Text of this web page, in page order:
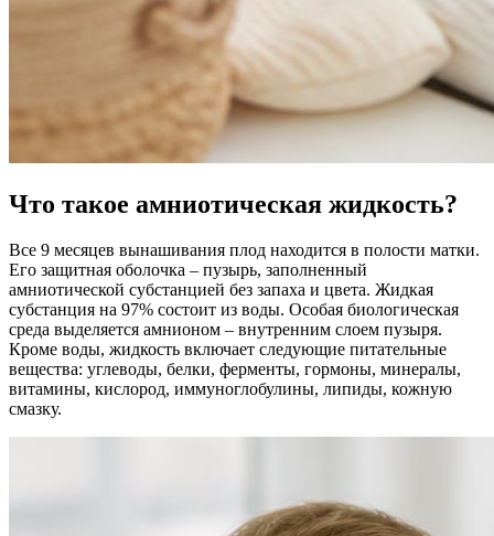
Что такое амниотическая жидкость?
Все 9 месяцев вынашивания плод находится в полости матки.
Его защитная оболочка – пузырь, заполненный
амниотической субстанцией без запаха и цвета. Жидкая
субстанция на 97% состоит из воды. Особая биологическая
среда выделяется амнионом – внутренним слоем пузыря.
Кроме воды, жидкость включает следующие питательные
вещества: углеводы, белки, ферменты, гормоны, минералы,
витамины, кислород, иммуноглобулины, липиды, кожную
смазку.